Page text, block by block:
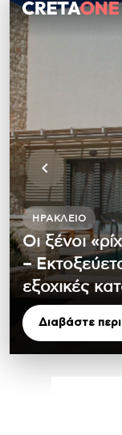
ΗΡΆΚΛΕΙΟ
Οι ξένοι
–
εξοχικές
Διαβάστε